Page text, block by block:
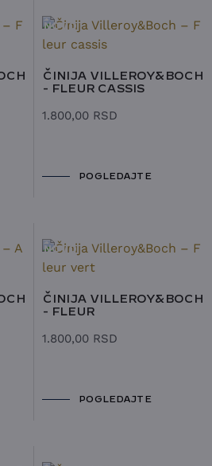
NOVO
ČINIJA VILLEROY&BOCH
- FLEUR CASSIS
1.800,00 RSD
POGLEDAJTE
NOVO
ČINIJA VILLEROY&BOCH
- FLEUR
1.800,00 RSD
POGLEDAJTE